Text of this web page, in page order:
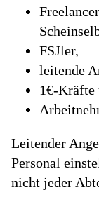
FSJler,
leitende
1€-Kräfte
Leitender
Personal
nicht jeder